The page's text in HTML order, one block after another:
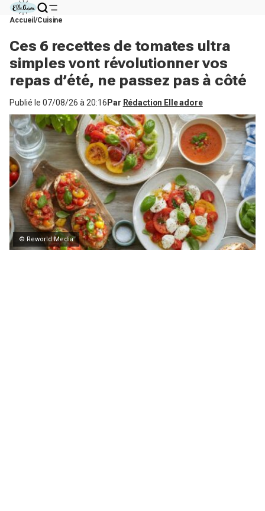
Accueil Cuisine
Ces 6 recettes de tomates ultra
simples vont révolutionner vos
repas d’été, ne passez pas à côté
Publié le 07/08/26 à 20:16 Par Rédaction Elle adore
© Reworld Media